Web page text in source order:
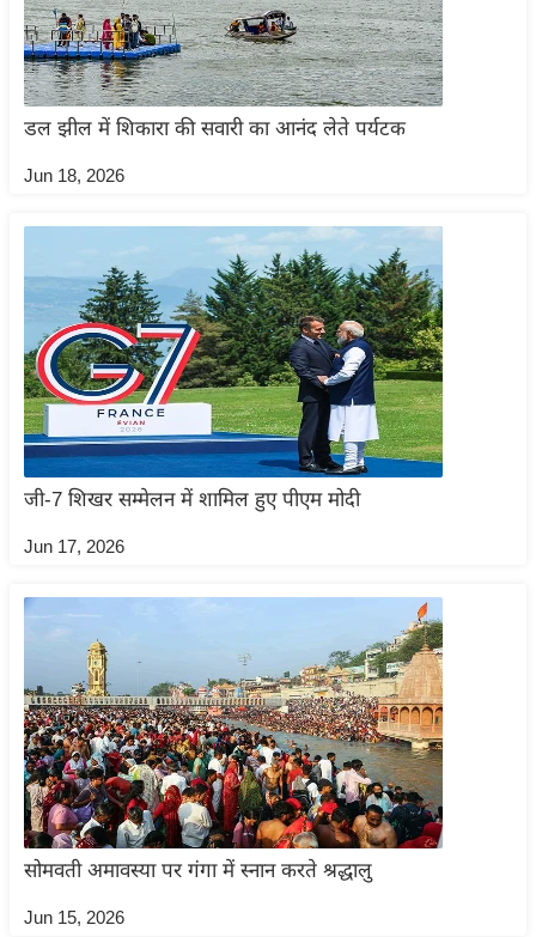
/
फै
श
न
रे
स्खे
प
र्य
ट
न
स्थ
फि
ट
स
रि
ले
श
न
शि
प
ज
डल झील में शिकारा की सवारी का आनंद लेते पर्यटक
Jun 18, 2026
जी-7 शिखर सम्मेलन में शामिल हुए पीएम मोदी
Jun 17, 2026
सोमवती अमावस्या पर गंगा में स्नान करते श्रद्धालु
Jun 15, 2026